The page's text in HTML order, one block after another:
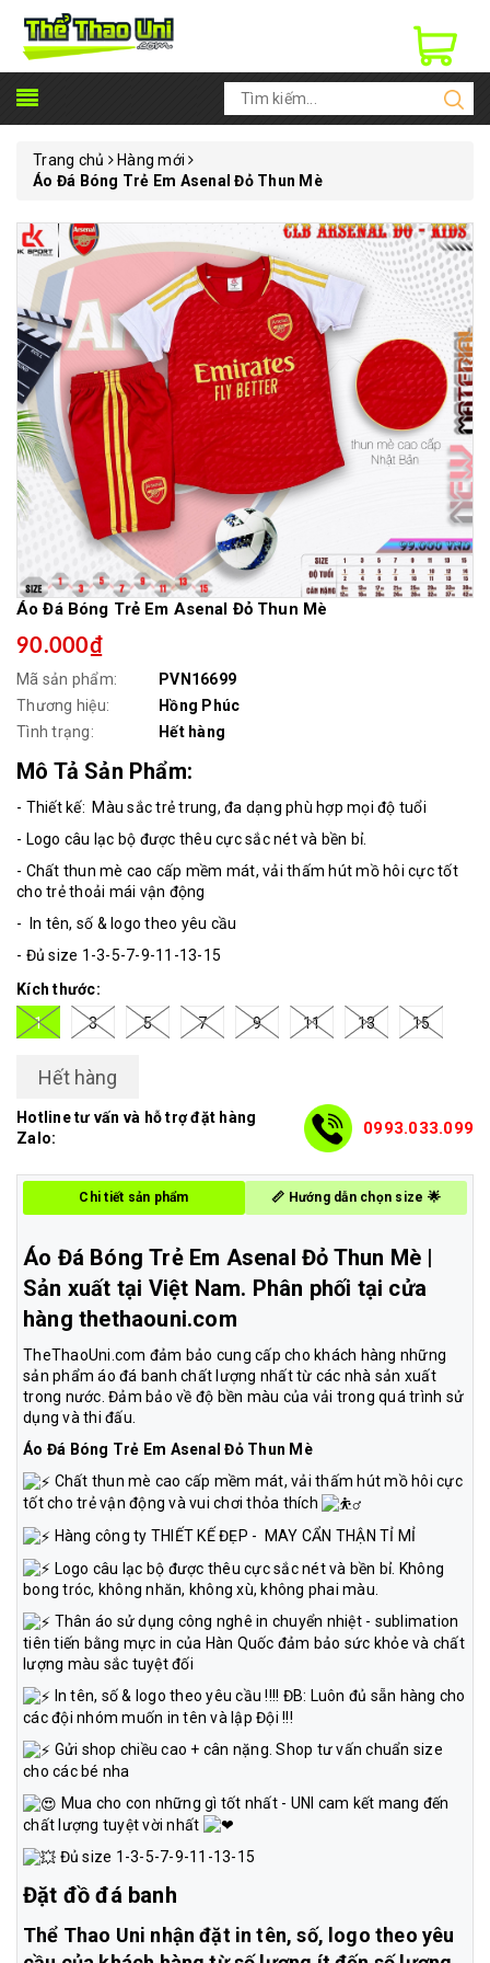
Trang chủ
Hàng mới
Áo Đá Bóng Trẻ Em Asenal Đỏ Thun Mè
Áo Đá Bóng Trẻ Em Asenal Đỏ Thun Mè
90.000₫
Mã sản phẩm:
PVN16699
Thương hiệu:
Hồng Phúc
Tình trạng:
Hết hàng
Mô Tả Sản Phẩm:
- Thiết kế: Màu sắc trẻ trung, đa dạng phù hợp mọi độ tuổi
- Logo câu lạc bộ được thêu cực sắc nét và bền bỉ.
- Chất thun mè cao cấp mềm mát, vải thấm hút mồ hôi cực tốt
cho trẻ thoải mái vận động
- In tên, số & logo theo yêu cầu
- Đủ size 1-3-5-7-9-11-13-15
Kích thước:
1
3 5 7 9 11 13 15
Hết hàng
Hotline tư vấn và hỗ trợ đặt hàng
Zalo:
0993.033.099
Chi tiết sản phẩm 📏 Hướng dẫn chọn size 🌟
Áo Đá Bóng Trẻ Em Asenal Đỏ Thun Mè |
Sản xuất tại Việt Nam. Phân phối tại cửa
hàng thethaouni.com
TheThaoUni.com đảm bảo cung cấp cho khách hàng những
sản phẩm áo đá banh chất lượng nhất từ các nhà sản xuất
trong nước. Đảm bảo về độ bền màu của vải trong quá trình sử
dụng và thi đấu.
Áo Đá Bóng Trẻ Em Asenal Đỏ Thun Mè
Chất thun mè cao cấp mềm mát, vải thấm hút mồ hôi cực
tốt cho trẻ vận động và vui chơi thỏa thích
Hàng công ty THIẾT KẾ ĐẸP - MAY CẨN THẬN TỈ MỈ
Logo câu lạc bộ được thêu cực sắc nét và bền bỉ. Không
bong tróc, không nhăn, không xù, không phai màu.
Thân áo sử dụng công nghê in chuyển nhiệt - sublimation
tiên tiến bằng mực in của Hàn Quốc đảm bảo sức khỏe và chất
lượng màu sắc tuyệt đối
In tên, số & logo theo yêu cầu !!!! ĐB: Luôn đủ sẵn hàng cho
các đội nhóm muốn in tên và lập Đội !!!
Gửi shop chiều cao + cân nặng. Shop tư vấn chuẩn size
cho các bé nha
Mua cho con những gì tốt nhất - UNI cam kết mang đến
chất lượng tuyệt vời nhất
Đủ size 1-3-5-7-9-11-13-15
Đặt đồ đá banh
Thể Thao Uni nhận đặt in tên, số, logo theo yêu